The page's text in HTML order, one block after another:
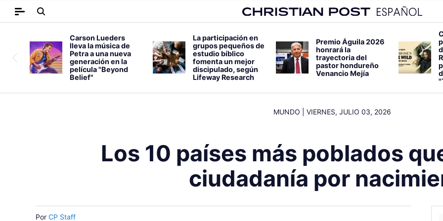
Carson Lueders
lleva la música de
Petra a una nueva
generación en la
película "Beyond
Belief"
La participación en
grupos pequeños de
estudio bíblico
fomenta un mejor
discipulado, según
Lifeway Research
Premio Águila 2026
honrará la
trayectoria del
pastor hondureño
Venancio Mejía
MUNDO VIERNES, JULIO 03, 2026
Los 10 países más poblados
ciudadanía por
Por CP Staff